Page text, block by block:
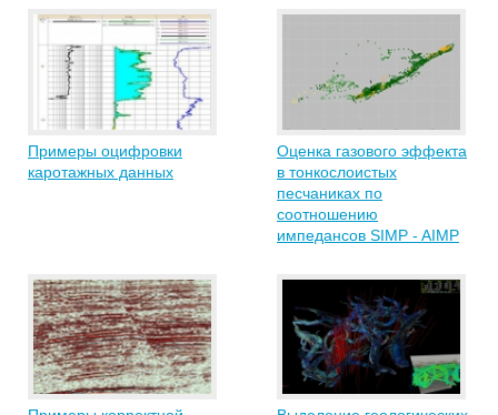
Примеры оцифровки
каротажных данных
Оценка газового эффекта
в тонкослоистых
песчаниках по
соотношению
импедансов SIMP - AIMP